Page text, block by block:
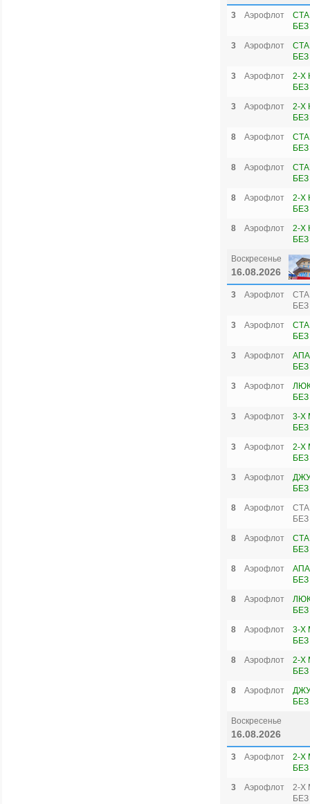
3 Аэрофлот
3
Аэрофлот
3
Аэрофлот
2-X
3
Аэрофлот
2-X
8
Аэрофлот
8
Аэрофлот
8
Аэрофлот
2-X
8
Аэрофлот
2-X
Воскресенье
16.08.2026
3 Аэрофлот
3
Аэрофлот
3
Аэрофлот
3
Аэрофлот
3
Аэрофлот
3-Х
3
Аэрофлот
2-Х
3
Аэрофлот
8
Аэрофлот
8
Аэрофлот
8
Аэрофлот
8
Аэрофлот
8
Аэрофлот
3-Х
8
Аэрофлот
2-Х
8
Аэрофлот
Воскресенье
16.08.2026
3 Аэрофлот
2-Х
3
Аэрофлот
2-Х